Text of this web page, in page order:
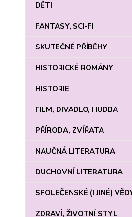
DĚTI
FANTASY, SCI-FI
SKUTEČNÉ PŘÍBĚHY
HISTORICKÉ ROMÁNY
HISTORIE
FILM, DIVADLO, HUDBA
PŘÍRODA, ZVÍŘATA
NAUČNÁ LITERATURA
DUCHOVNÍ LITERATURA
SPOLEČENSKÉ (I JINÉ)
ZDRAVÍ, ŽIVOTNÍ STYL